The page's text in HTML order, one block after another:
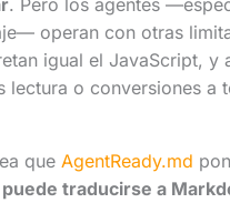
operan con otras
igual el JavaScript, y
lectura o conversiones a
que AgentReady.md
traducirse a